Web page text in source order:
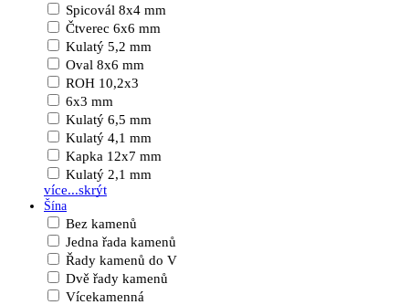
Spicovál 8x4 mm
Čtverec 6x6 mm
Kulatý 5,2 mm
Oval 8x6 mm
ROH 10,2x3
6x3 mm
Kulatý 6,5 mm
Kulatý 4,1 mm
Kapka 12x7 mm
Kulatý 2,1 mm
více...skrýt
Šína
Bez kamenů
Jedna řada kamenů
Řady kamenů do V
Dvě řady kamenů
Vícekamenná